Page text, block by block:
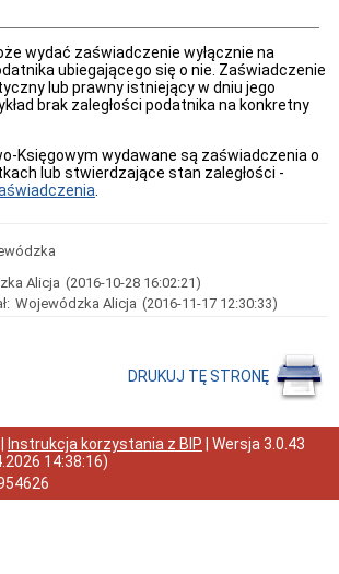
wydać zaświadczenie wyłącznie na
ubiegającego się o nie. Zaświadczenie
lub prawny istniejący w dniu jego
brak zaległości podatnika na konkretny
Księgowym wydawane są zaświadczenia o
lub stwierdzające stan zaległości -
Alicja (2016-10-28 16:02:21)
Wojewódzka Alicja (2016-11-17 12:30:33)
DRUKUJ TĘ STRONĘ
Instrukcja korzystania z BIP | Wersja 3.0.43
14:38:16)